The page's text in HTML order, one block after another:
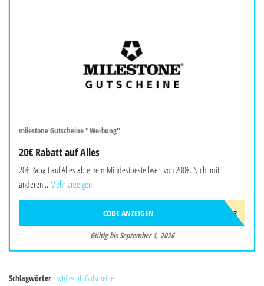
milestone Gutscheine "Werbung"
20€ Rabatt auf Alles
20€ Rabatt auf Alles ab einem Mindestbestellwert von 200€. Nicht mit
anderen... Mehr anzeigen
AWB3F2F2T4K2
CODE ANZEIGEN
Gültig bis September 1, 2026
Schlagwörter whitestuff Gutscheine